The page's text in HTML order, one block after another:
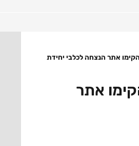
אתר הנצחה לכלבי יחידת
אתר